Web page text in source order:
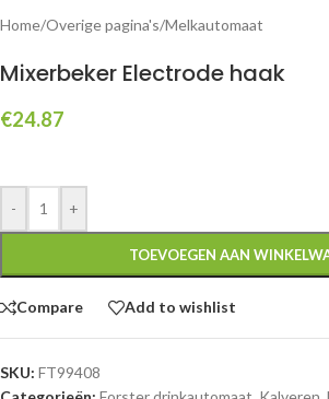
Home/Overige pagina's/Melkautomaat
Mixerbeker Electrode haak
€24.87
- +
TOEVOEGEN AAN
Compare Add to wishlist
SKU: FT99408